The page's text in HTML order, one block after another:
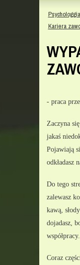
Kariera
- praca
Zaczyna
jakaś
Pojawiają
odkładasz
Do tego
zalewasz
kawą,
dojadasz,
współpracy.
Coraz